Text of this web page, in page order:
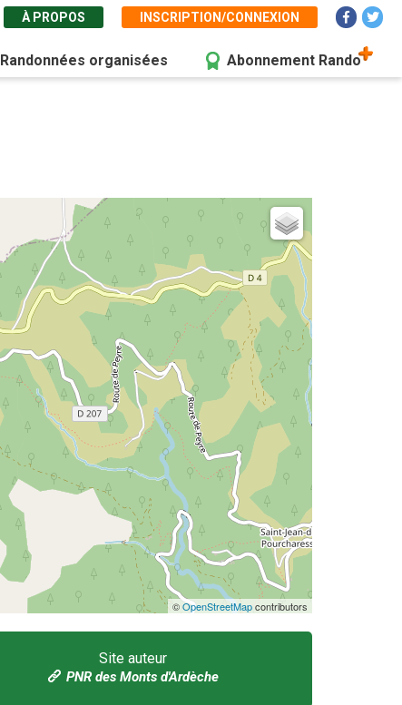
À PROPOS INSCRIPTION/CONNEXION
Randonnées organisées Abonnement Rando
©OpenStreetMapcontributors
Site auteur
PNR des Monts d'Ardèche